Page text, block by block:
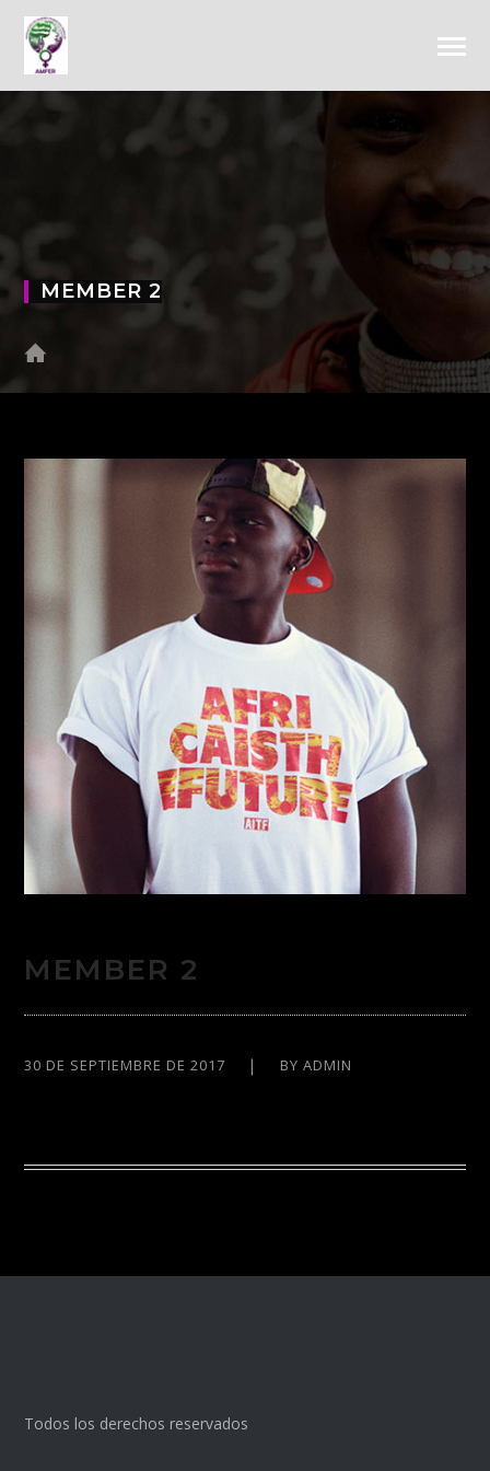
MEMBER 2
MEMBER 2
30 DE SEPTIEMBRE DE 2017 BYADMIN
Todos los derechos reservados